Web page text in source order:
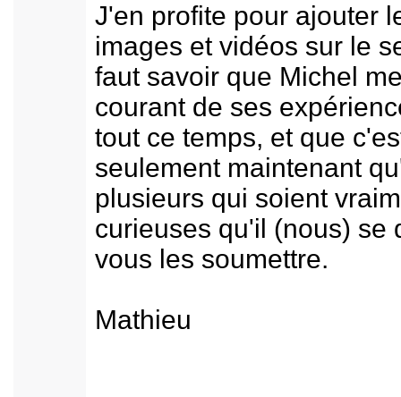
J'en profite pour ajouter
images et vidéos sur le
faut savoir que Michel
courant de ses
tout ce temps, et que
seulement maintenant
plusieurs qui soient
curieuses qu'il (nous) se
vous les soumettre.
Mathieu